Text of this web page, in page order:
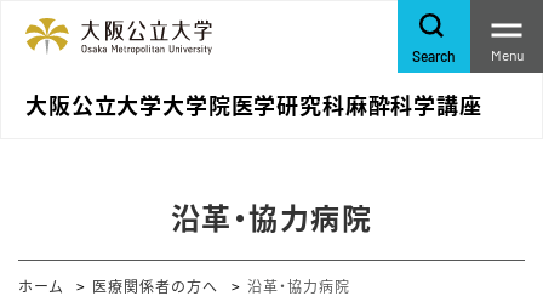
大阪公立大学大学院医学研究科麻酔科学講座
Search Menu
沿革・協力病院
ホーム 医療関係者の方へ 沿革・協力病院